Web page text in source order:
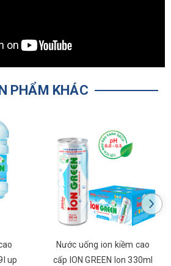
PHẨM KHÁC
up
Nước uống ion kiềm cao
cấp ION GREEN lon 330ml